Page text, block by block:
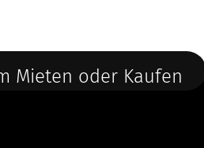
Mieten oder Kaufen